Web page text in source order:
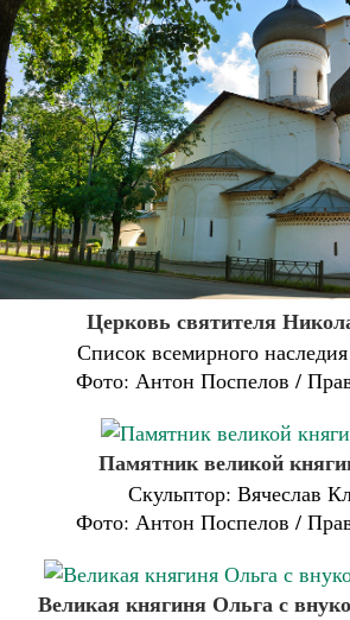
Церковь святителя
Список всемирного
Фото: Антон Поспелов /
Памятник великой
Скульптор: Вячеслав
Фото: Антон Поспелов /
Великая княгиня Ольга с